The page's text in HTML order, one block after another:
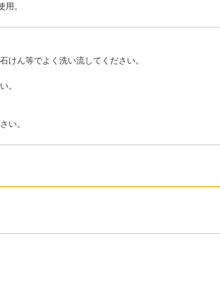
。
けん等でよく洗い流してください。
。
い。